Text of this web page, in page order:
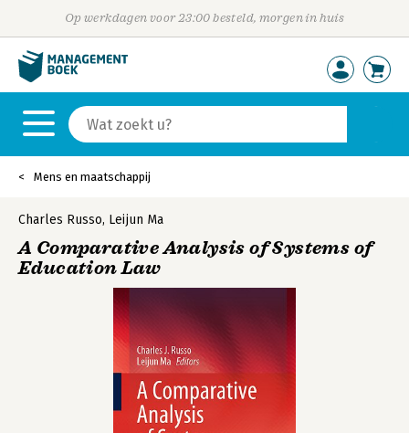
Op werkdagen voor 23:00 besteld, morgen in huis
Mens en maatschappij
Charles Russo, Leijun Ma
A Comparative Analysis of Systems of
Education Law